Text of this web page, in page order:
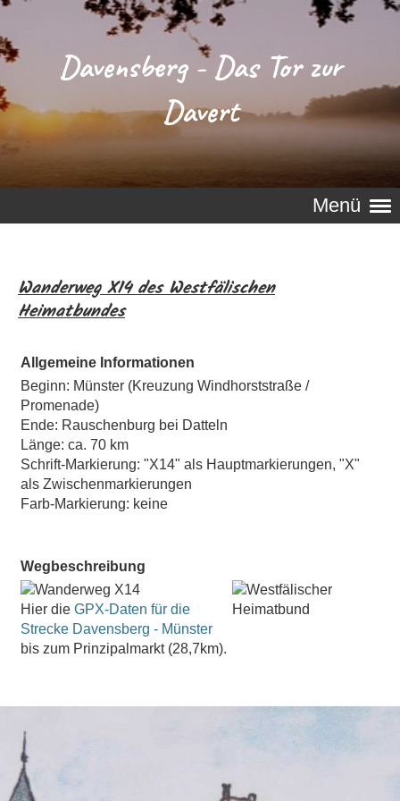
Davensberg - Das Tor zur
Davert
Menü
Wanderweg X14 des Westfälischen
Heimatbundes
Allgemeine Informationen
Beginn: Münster (Kreuzung Windhorststraße /
Promenade)
Ende: Rauschenburg bei Datteln
Länge: ca. 70 km
Schrift-Markierung: "X14" als Hauptmarkierungen, "X"
als Zwischenmarkierungen
Farb-Markierung: keine
Wegbeschreibung
Hier die GPX-Daten für die
Strecke Davensberg - Münster
bis zum Prinzipalmarkt (28,7km).